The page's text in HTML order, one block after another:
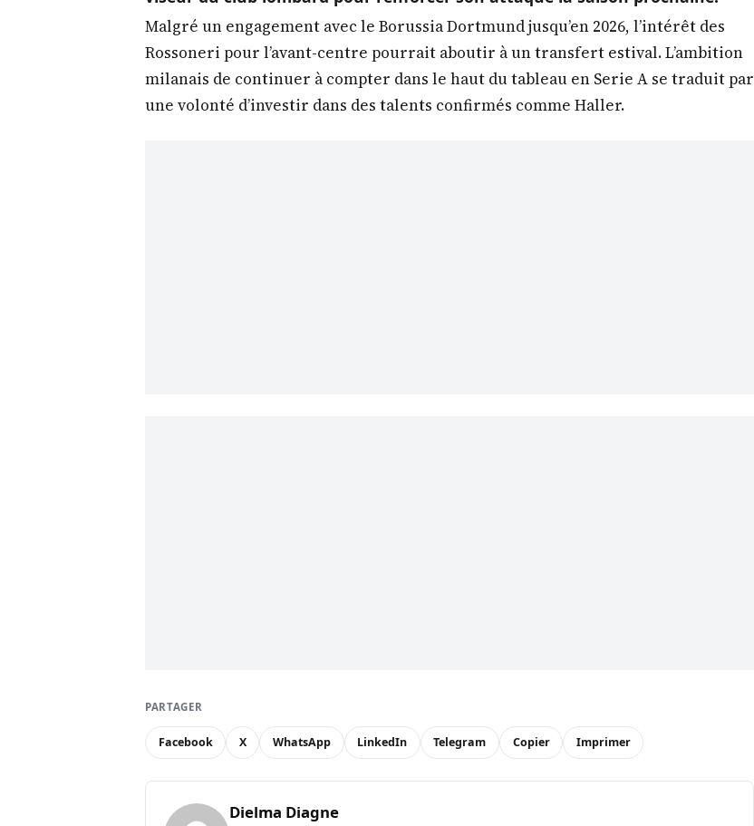
Malgré un engagement avec le Borussia Dortmund jusqu’en 2026, l’intérêt des
Rossoneri pour l’avant-centre pourrait aboutir à un transfert estival. L’ambition
milanais de continuer à compter dans le haut du tableau en Serie A se traduit par
une volonté d’investir dans des talents confirmés comme Haller.
PARTAGER
Facebook X WhatsApp LinkedIn Telegram Copier Imprimer
Dielma Diagne